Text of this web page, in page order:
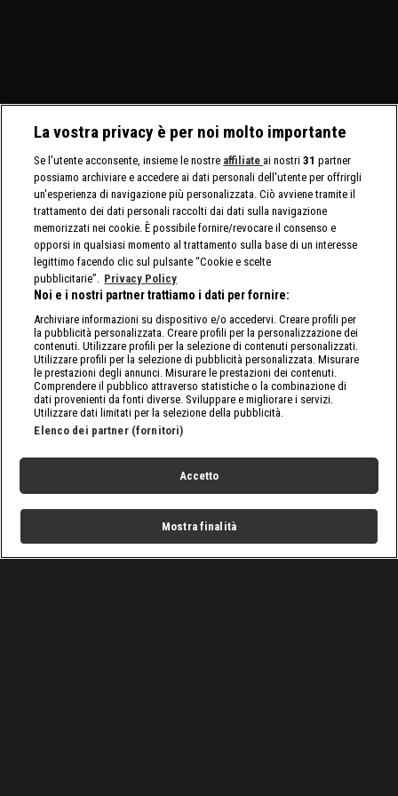
La vostra privacy è per noi molto importante
Se l'utente acconsente, insieme le nostre affiliate ai nostri31 partner
possiamo archiviare e accedere ai dati personali dell'utente per offrirgli
un'esperienza di navigazione più personalizzata. Ciò avviene tramite il
trattamento dei dati personali raccolti dai dati sulla navigazione
memorizzati nei cookie. È possibile fornire/revocare il consenso e
opporsi in qualsiasi momento al trattamento sulla base di un interesse
legittimo facendo clic sul pulsante “Cookie e scelte
pubblicitarie”. Privacy Policy
Noi e i nostri partner trattiamo i dati per fornire:
Archiviare informazioni su dispositivo e/o accedervi. Creare profili per
la pubblicità personalizzata. Creare profili per la personalizzazione dei
contenuti. Utilizzare profili per la selezione di contenuti personalizzati.
Utilizzare profili per la selezione di pubblicità personalizzata. Misurare
le prestazioni degli annunci. Misurare le prestazioni dei contenuti.
Comprendere il pubblico attraverso statistiche o la combinazione di
dati provenienti da fonti diverse. Sviluppare e migliorare i servizi.
Utilizzare dati limitati per la selezione della pubblicità.
Elenco dei partner (fornitori)
Accetto
Mostra finalità